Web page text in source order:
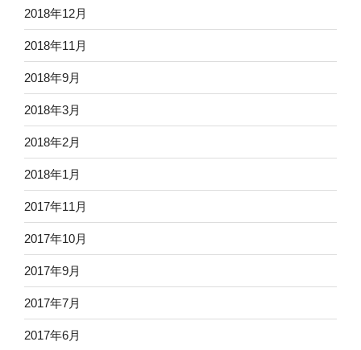
2018年12月
2018年11月
2018年9月
2018年3月
2018年2月
2018年1月
2017年11月
2017年10月
2017年9月
2017年7月
2017年6月